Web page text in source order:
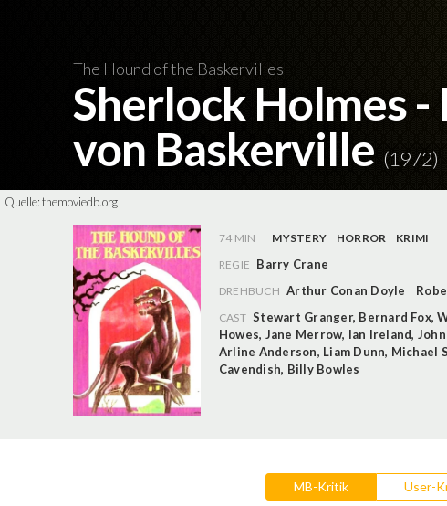
The Hound of the Baskervilles
Sherlock Holmes -
von Baskerville (1972)
Quelle:themoviedb.org
74 MIN MYSTERY HORROR
KRIMI
REGIE Barry Crane
DREHBUCH Arthur Conan Doyle
CAST Stewart Granger, Bernard Fox,
Howes, Jane Merrow, Ian Ireland,
Arline Anderson, Liam Dunn, Michael
Cavendish, Billy Bowles
MB-Kritik User-